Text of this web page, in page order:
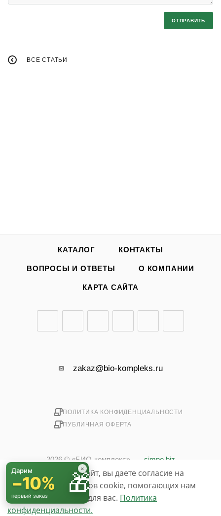
ОТПРАВИТЬ
ВСЕ СТАТЬИ
КАТАЛОГ КОНТАКТЫ
ВОПРОСЫ И ОТВЕТЫ О КОМПАНИИ
КАРТА САЙТА
zakaz@bio-kompleks.ru
ПОЛИТИКА КОНФИДЕНЦИАЛЬНОСТИ
ПУБЛИЧНАЯ ОФЕРТА
2026 © «БИО-комплекс» simpo.biz
До бесплатной доставки осталось
Используя данный сайт, вы даете согласие на
использование файлов cookie, помогающих нам
сделать его удобнее для вас. Политика
конфиденциальности.
Дарим
−10%
первый заказ 🎁
×